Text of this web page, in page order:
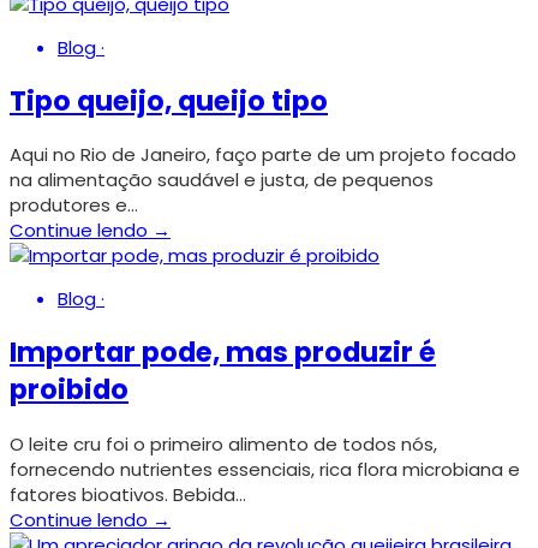
Blog·
Tipo queijo, queijo tipo
Aqui no Rio de Janeiro, faço parte de um projeto focado
na alimentação saudável e justa, de pequenos
produtores e…
Continue lendo →
Blog·
Importar pode, mas produzir é
proibido
O leite cru foi o primeiro alimento de todos nós,
fornecendo nutrientes essenciais, rica flora microbiana e
fatores bioativos. Bebida…
Continue lendo →